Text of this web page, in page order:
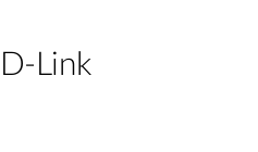
Link